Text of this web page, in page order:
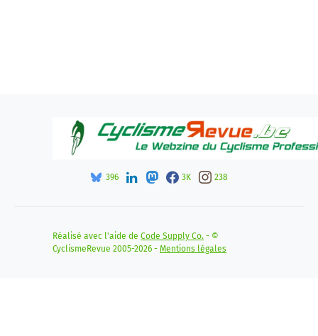
396 3K 238
Réalisé avec l'aide de Code Supply Co. - ©
CyclismeRevue 2005-2026 - Mentions légales